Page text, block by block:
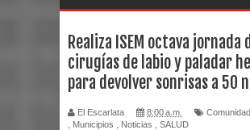
Realiza ISEM octava jornada
cirugías de labio y paladar
para devolver sonrisas a 50
El Escarlata 8:00 a.m. Comunidad
Municipios Noticias SALUD